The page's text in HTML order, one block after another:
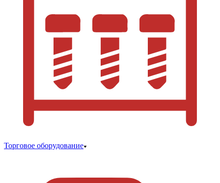
Торговое оборудование